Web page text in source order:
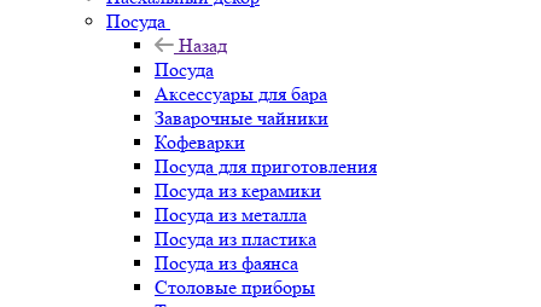
Посуда
Назад
Посуда
Аксессуары для бара
Заварочные чайники
Кофеварки
Посуда для приготовления
Посуда из керамики
Посуда из металла
Посуда из пластика
Посуда из фаянса
Столовые приборы